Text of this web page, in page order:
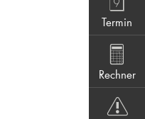
Termin
Rechner